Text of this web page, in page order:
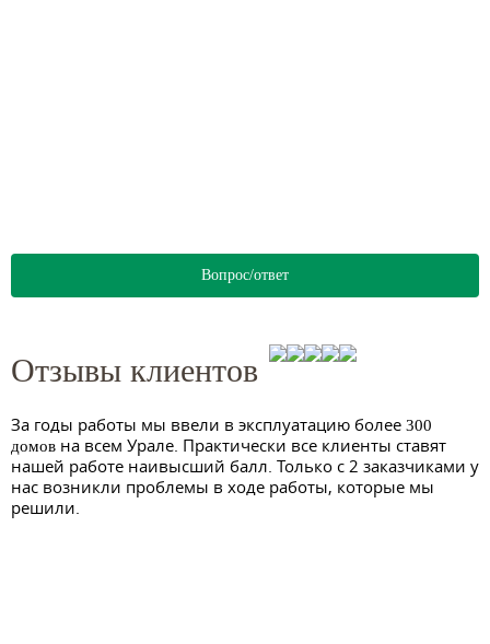
Вопрос/ответ
Отзывы клиентов
За годы работы мы ввели в эксплуатацию более 300
домов на всем Урале. Практически все клиенты ставят
нашей работе наивысший балл. Только с 2 заказчиками у
нас возникли проблемы в ходе работы, которые мы
решили.